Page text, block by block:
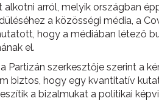
alkotni arról, melyik országban
a közösségi média, a
hogy a médiában létező
el.
a Partizán szerkesztője szerint a
biztos, hogy egy kvantitatív
a bizalmukat a politikai